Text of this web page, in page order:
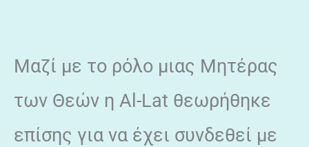
Μαζί με το ρόλο μιας Μητέρας
των Θεών η Al-Lat θεωρήθηκε
επίσης για να έχει συνδεθεί με